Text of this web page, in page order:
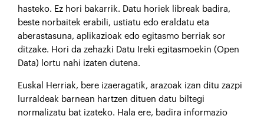
hasteko. Ez hori bakarrik. Datu horiek libreak badira,
beste norbaitek erabili, ustiatu edo eraldatu eta
aberastasuna, aplikazioak edo egitasmo berriak sor
ditzake. Hori da zehazki Datu Ireki egitasmoekin (Open
Data) lortu nahi izaten dutena.
Euskal Herriak, bere izaeragatik, arazoak izan ditu zazpi
lurraldeak barnean hartzen dituen datu biltegi
normalizatu bat izateko. Hala ere, badira informazio